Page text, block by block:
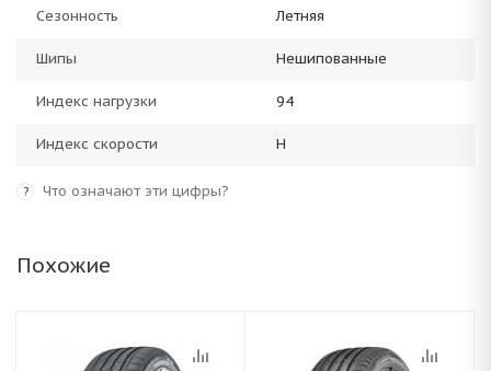
Сезонность Летняя
Шипы Нешипованные
Индекс нагрузки 94
Индекс скорости H
? Что означают эти цифры?
Похожие